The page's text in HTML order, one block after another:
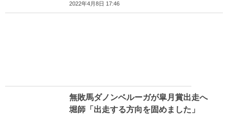
2022年4月8日 17:46
無敗馬ダノンベルーガが皐月賞出走へ
堀師「出走する方向を固めました」